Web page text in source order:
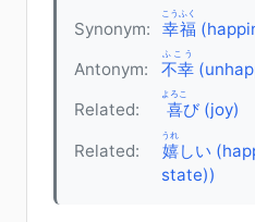
Synonym: 幸福
こうふく
Antonym:
不幸
ふこう
Related:
喜
よろこ
び (joy)
Related:
嬉
うれ
しい
state))